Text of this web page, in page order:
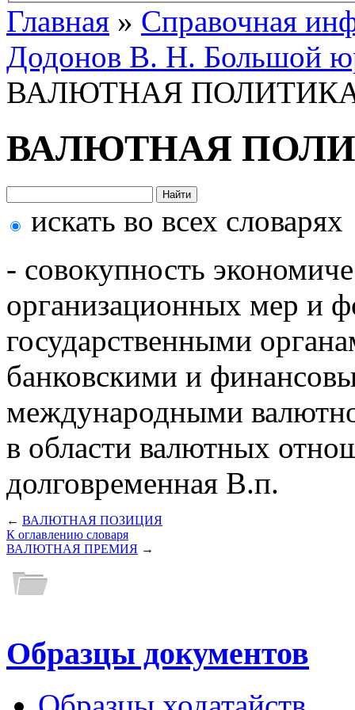
Главная » Справочная
Додонов В. Н. Большой
ВАЛЮТНАЯ
ВАЛЮТНАЯ
искать во всех словарях
- совокупность
организационных мер и
государственными
банковскими и
международными
в области валютных
долговременная В.п.
← ВАЛЮТНАЯ ПОЗИЦИЯ
К оглавлению словаря
ВАЛЮТНАЯ ПРЕМИЯ →
Образцы документов